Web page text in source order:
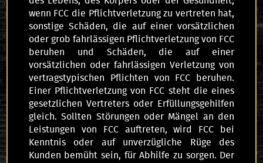
wenn FCC die Pflichtverletzung zu vertreten hat,
sonstige Schäden, die auf einer vorsätzlichen
oder grob fahrlässigen Pflichtverletzung von FCC
beruhen und Schäden, die auf einer
vorsätzlichen oder fahrlässigen Verletzung von
vertragstypischen Pflichten von FCC beruhen.
Einer Pflichtverletzung von FCC steht die eines
gesetzlichen Vertreters oder Erfüllungsgehilfen
gleich. Sollten Störungen oder Mängel an den
Leistungen von FCC auftreten, wird FCC bei
Kenntnis oder auf unverzügliche Rüge des
Kunden bemüht sein, für Abhilfe zu sorgen. Der